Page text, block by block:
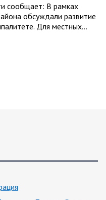
сообщает: В рамках
обсуждали развитие
Для местных…